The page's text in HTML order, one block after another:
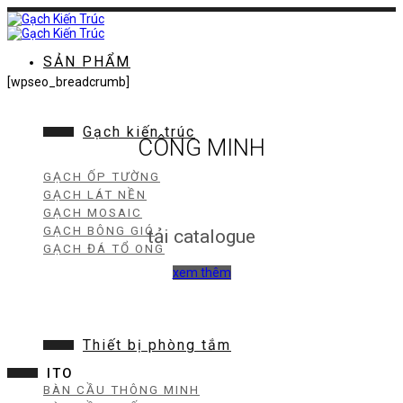
Chuyển
đến
nội
SẢN PHẨM
Gạch kiến trúc
GẠCH ỐP TƯỜNG
GẠCH LÁT NỀN
GẠCH MOSAIC
GẠCH BÔNG GIÓ
GẠCH ĐÁ TỔ ONG
Thiết bị phòng tắm
BÀN CẦU THÔNG MINH
[wpseo_breadcrumb]
CÔNG MINH
tải catalogue
xem thêm
ITO